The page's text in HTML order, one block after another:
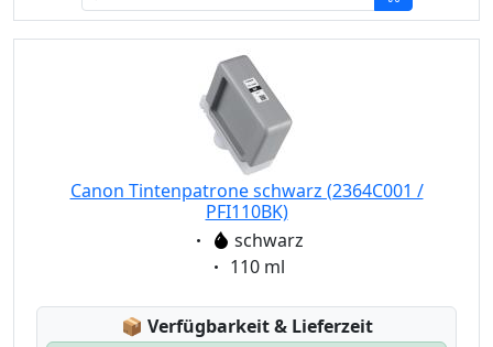
Canon Tintenpatrone schwarz (2364C001 /
PFI110BK)
Eigenschaft:
schwarz
Eigenschaft:
110 ml
📦 Lagerstatus:
Verfügbarkeit & Lieferzeit